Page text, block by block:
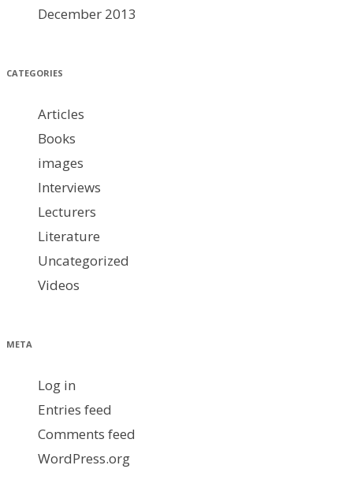
December 2013
CATEGORIES
Articles
Books
images
Interviews
Lecturers
Literature
Uncategorized
Videos
META
Log in
Entries feed
Comments feed
WordPress.org